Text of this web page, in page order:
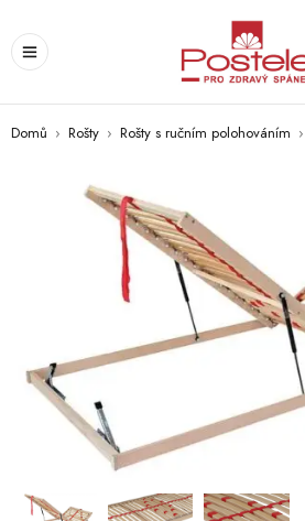
Domů › Rošty › Rošty s ručním polohováním ›